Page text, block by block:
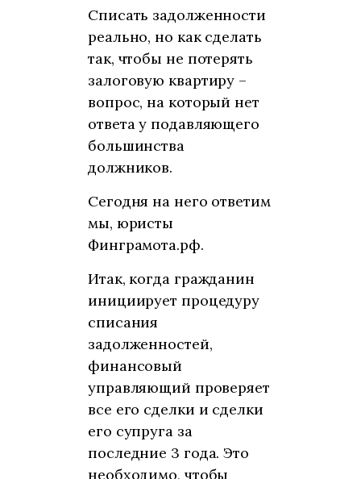
Списать задолженности
реально, но как сделать
так, чтобы не потерять
залоговую квартиру –
вопрос, на который нет
ответа у подавляющего
большинства
должников.
Сегодня на него ответим
мы, юристы
Финграмота.рф.
Итак, когда гражданин
инициирует процедуру
списания
задолженностей,
финансовый
управляющий проверяет
все его сделки и сделки
его супруга за
последние 3 года. Это
необходимо, чтобы